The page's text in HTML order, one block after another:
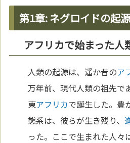
第1章: ネグロイドの起
アフリカで始まった人
人類の起源は、遥か昔のア
万年前、現代人類の祖先で
東アフリカで誕生した。豊
態系は、彼らが生き残り、
った。ここで生まれた人々